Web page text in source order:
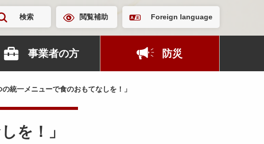
検索 閲覧補助 Foreign language
事業者の方 防災
の統一メニューで食のおもてなしを！」
を！」